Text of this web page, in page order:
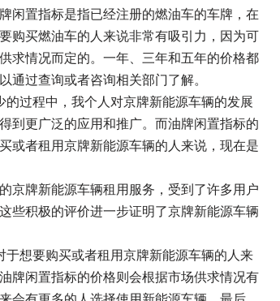
闲置指标是指已经注册的燃油车的车牌，在
购买燃油车的人来说非常有吸引力，因为可
求情况而定的。一年、三年和五年的价格都
通过查询或者咨询相关部门了解。
过程中，我个人对京牌新能源车辆的发展
到更广泛的应用和推广。而油牌闲置指标的
或者租用京牌新能源车辆的人来说，现在是
京牌新能源车辆租用服务，受到了许多用户
些积极的评价进一步证明了京牌新能源车辆
想要购买或者租用京牌新能源车辆的人来
牌闲置指标的价格则会根据市场供求情况有